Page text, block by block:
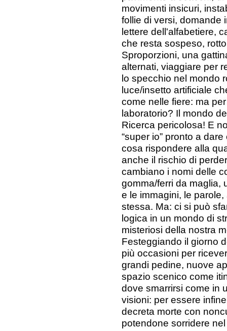
movimenti insicuri,
follie di versi, domande
lettere dell'alfabetiere,
che resta sospeso,
Sproporzioni, una
alternati, viaggiare per
lo specchio nel mondo
luce/insetto artificiale
come nelle fiere: ma
laboratorio? Il mondo
Ricerca pericolosa! E
“super io” pronto a
cosa rispondere alla
anche il rischio di
cambiano i nomi delle
gomma/ferri da maglia,
e le immagini, le
stessa. Ma: ci si può
logica in un mondo di
misteriosi della nostra
Festeggiando il giorno
più occasioni per
grandi pedine, nuove
spazio scenico come
dove smarrirsi come in
visioni: per essere
decreta morte con
potendone sorridere